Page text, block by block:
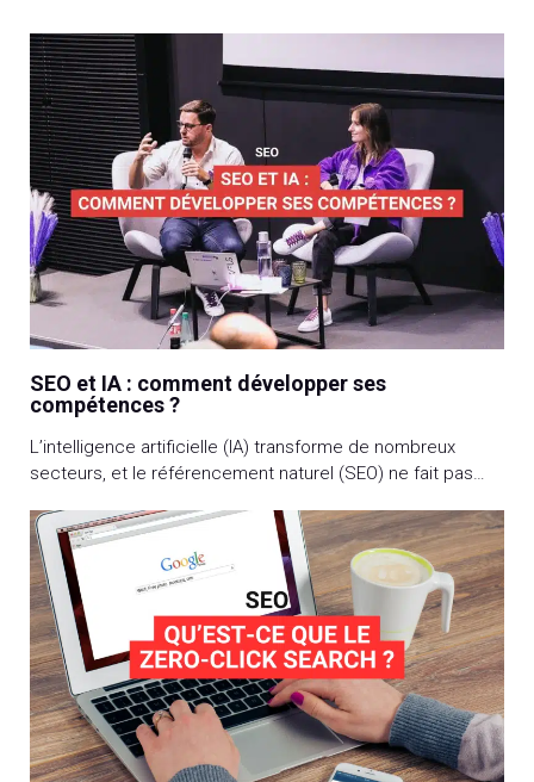
SEO et IA : comment développer ses
compétences ?
L’intelligence artificielle (IA) transforme de nombreux
secteurs, et le référencement naturel (SEO) ne fait pas
sophistiqués et une automatisation avancée, les
professionnels du SEO doivent adapter leurs
compétences pour rester compétitifs. Cet article explore
comment développer ses compétences en SEO à l’ère de
l’IA, en fournissant des […]